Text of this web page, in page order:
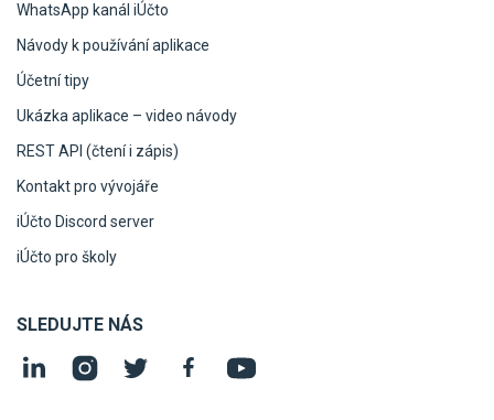
WhatsApp kanál iÚčto
Návody k používání aplikace
Účetní tipy
Ukázka aplikace – video návody
REST API (čtení i zápis)
Kontakt pro vývojáře
iÚčto Discord server
iÚčto pro školy
SLEDUJTE NÁS